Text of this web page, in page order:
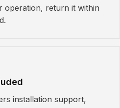
operation, return it within
installation support,